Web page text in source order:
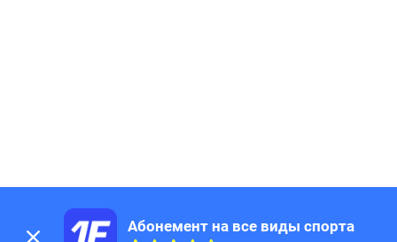
Абонемент на все виды спорта